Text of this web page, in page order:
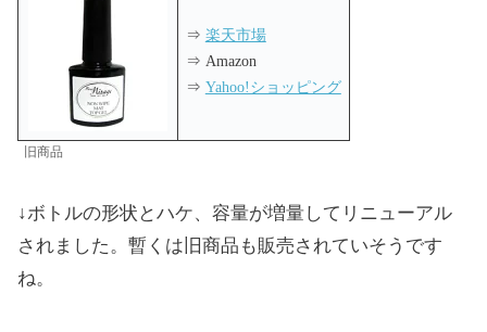
⇒ 楽天市場
⇒ Amazon
⇒ Yahoo!ショッピング
旧商品
↓ボトルの形状とハケ、容量が増量してリニューアル
されました。暫くは旧商品も販売されていそうです
ね。